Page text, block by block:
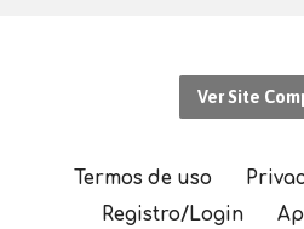
Ver Site
Termos de uso
Registro/Login